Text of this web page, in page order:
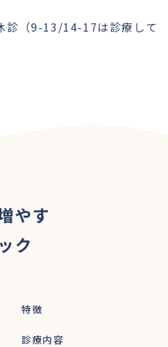
診（9-13/14-17は診療して
やす
ク
特徴
診療内容